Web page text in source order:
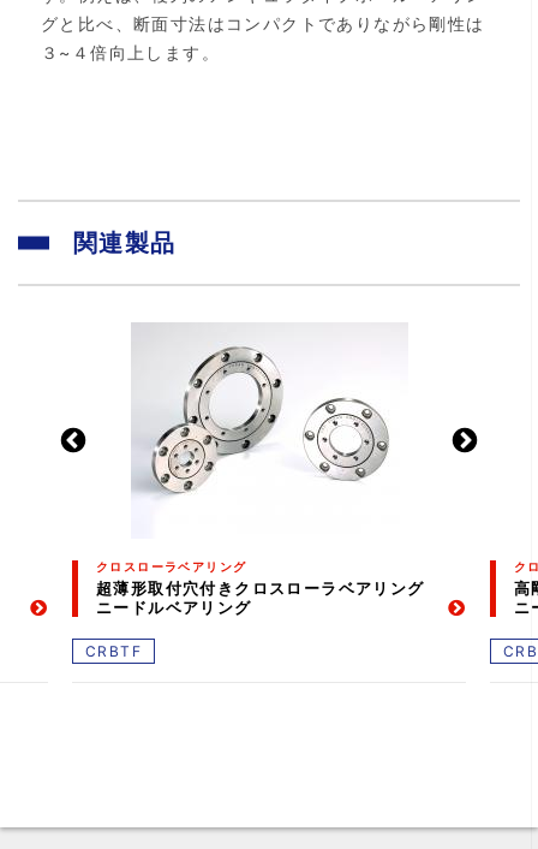
グと比べ、断面寸法はコンパクトでありながら剛性は
３~４倍向上します。
関連製品
クロスローラベアリング
超薄形取付穴付きクロスローラベアリング
ニードルベアリング
CRBTF
ク
高
ニ